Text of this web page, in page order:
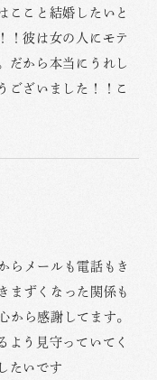
ここと結婚したいと
！彼は女の人にモテ
だから本当にうれし
ございました！！こ
らメールも電話もき
まずくなった関係も
から感謝してます。
よう見守っていてく
たいです